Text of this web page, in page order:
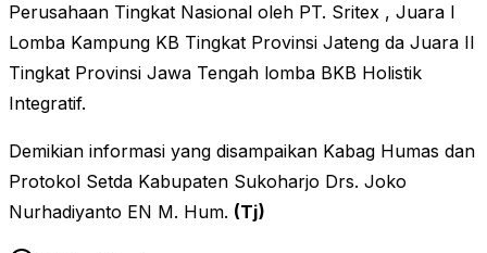
Perusahaan Tingkat Nasional oleh PT. Sritex , Juara I
Lomba Kampung KB Tingkat Provinsi Jateng da Juara II
Tingkat Provinsi Jawa Tengah lomba BKB Holistik
Integratif.
Demikian informasi yang disampaikan Kabag Humas dan
Protokol Setda Kabupaten Sukoharjo Drs. Joko
Nurhadiyanto EN M. Hum. (Tj)